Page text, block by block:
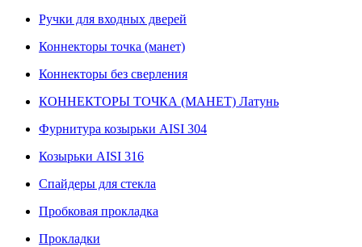
Ручки для входных дверей
Коннекторы точка (манет)
Коннекторы без сверления
КОННЕКТОРЫ ТОЧКА (МАНЕТ) Латунь
Фурнитура козырьки AISI 304
Козырьки AISI 316
Спайдеры для стекла
Пробковая прокладка
Прокладки